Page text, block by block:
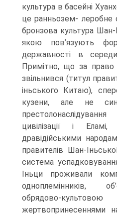
культура в басейні
це ранньозем- леробне
бронзова культура Шан-
якою пов’язують
державності в
Примітно, що за
звільнився (титул
іньського Китаю),
кузени, але не
цивілізації і
дравідійськими
правителів Шан-
система
Іньци проживали
одноплемінників,
обрядово-
жертвопринесеннями